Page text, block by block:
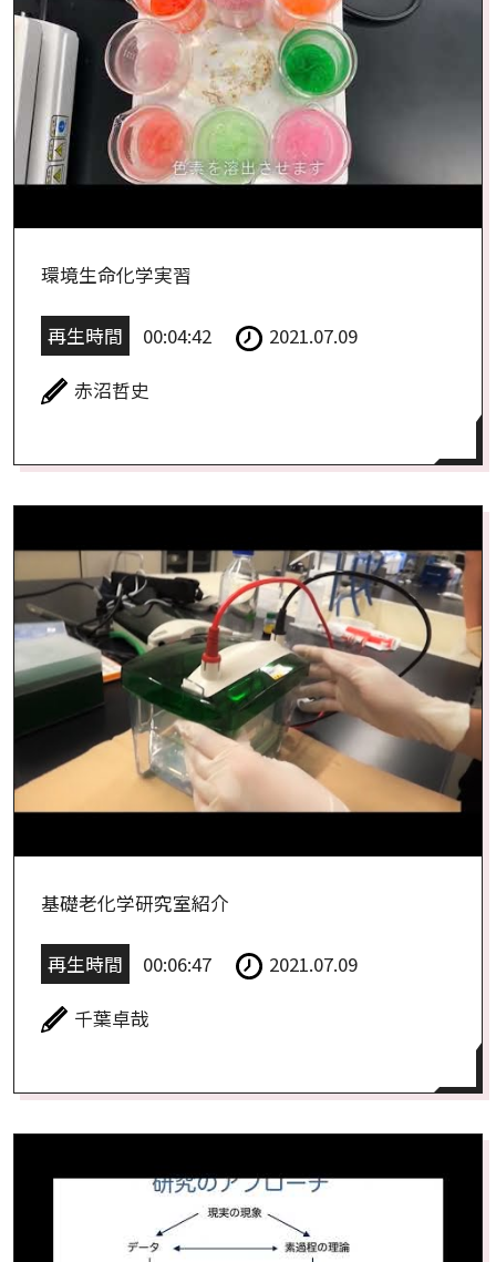
環境生命化学実習
再生時間 00:04:42 2021.07.09
赤沼哲史
基礎老化学研究室紹介
再生時間 00:06:47 2021.07.09
千葉卓哉